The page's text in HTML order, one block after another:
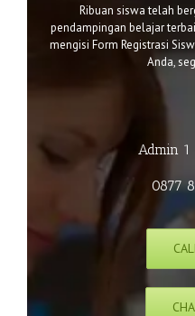
Ribuan siswa telah
pendampingan belajar
mengisi Form Registrasi
Anda,
Admin 1
0877